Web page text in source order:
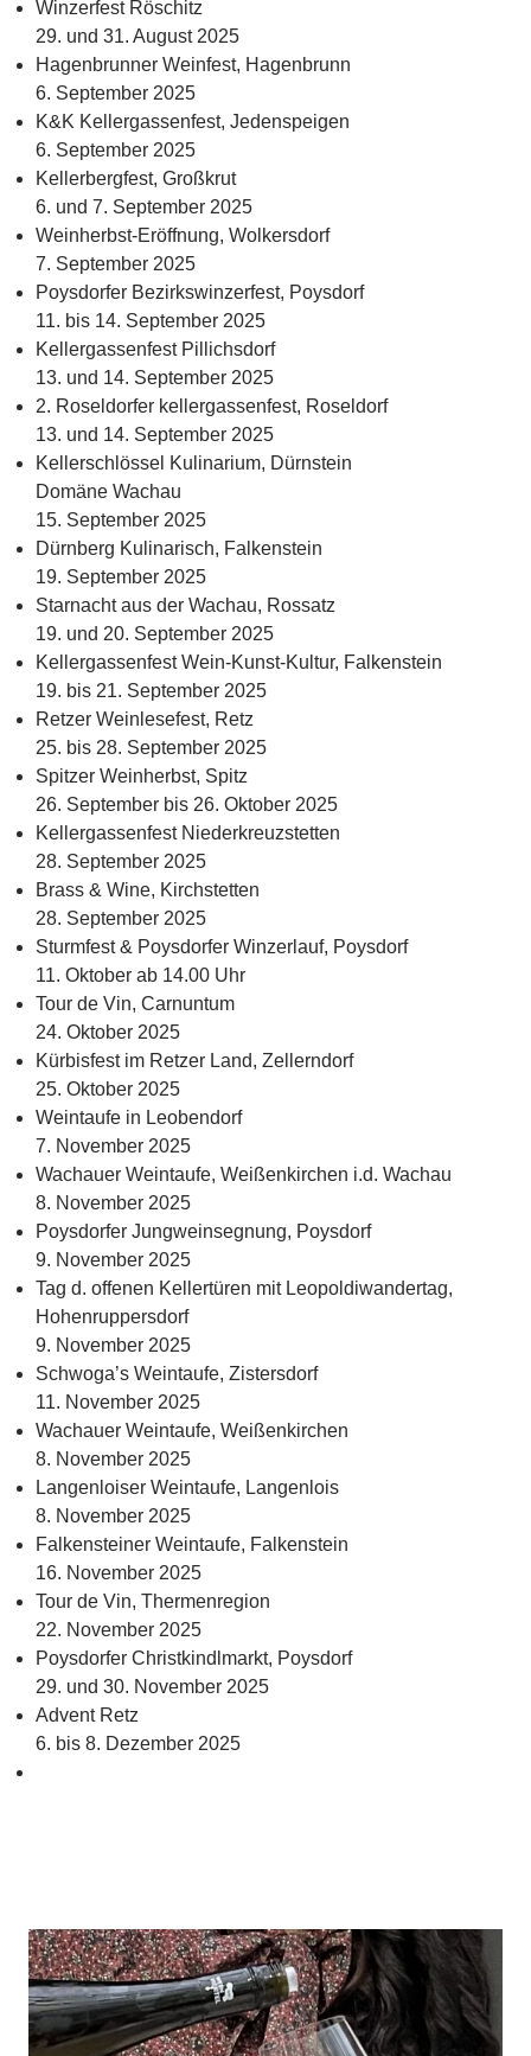
Winzerfest Röschitz
29. und 31. August 2025
Hagenbrunner Weinfest, Hagenbrunn
6. September 2025
K&K Kellergassenfest, Jedenspeigen
6. September 2025
Kellerbergfest, Großkrut
6. und 7. September 2025
Weinherbst-Eröffnung, Wolkersdorf
7. September 2025
Poysdorfer Bezirkswinzerfest, Poysdorf
11. bis 14. September 2025
Kellergassenfest Pillichsdorf
13. und 14. September 2025
2. Roseldorfer kellergassenfest, Roseldorf
13. und 14. September 2025
Kellerschlössel Kulinarium, Dürnstein
Domäne Wachau
15. September 2025
Dürnberg Kulinarisch, Falkenstein
19. September 2025
Starnacht aus der Wachau, Rossatz
19. und 20. September 2025
Kellergassenfest Wein-Kunst-Kultur, Falkenstein
19. bis 21. September 2025
Retzer Weinlesefest, Retz
25. bis 28. September 2025
Spitzer Weinherbst, Spitz
26. September bis 26. Oktober 2025
Kellergassenfest Niederkreuzstetten
28. September 2025
Brass & Wine, Kirchstetten
28. September 2025
Sturmfest & Poysdorfer Winzerlauf, Poysdorf
11. Oktober ab 14.00 Uhr
Tour de Vin, Carnuntum
24. Oktober 2025
Kürbisfest im Retzer Land, Zellerndorf
25. Oktober 2025
Weintaufe in Leobendorf
7. November 2025
Wachauer Weintaufe, Weißenkirchen i.d. Wachau
8. November 2025
Poysdorfer Jungweinsegnung, Poysdorf
9. November 2025
Tag d. offenen Kellertüren mit Leopoldiwandertag,
Hohenruppersdorf
9. November 2025
Schwoga’s Weintaufe, Zistersdorf
11. November 2025
Wachauer Weintaufe, Weißenkirchen
8. November 2025
Langenloiser Weintaufe, Langenlois
8. November 2025
Falkensteiner Weintaufe, Falkenstein
16. November 2025
Tour de Vin, Thermenregion
22. November 2025
Poysdorfer Christkindlmarkt, Poysdorf
29. und 30. November 2025
Advent Retz
6. bis 8. Dezember 2025